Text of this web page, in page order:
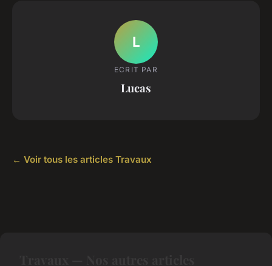
L
ECRIT PAR
Lucas
← Voir tous les articles Travaux